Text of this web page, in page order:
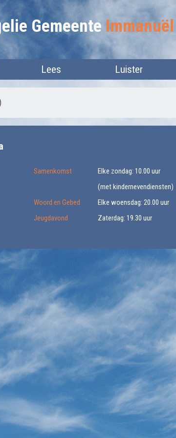
Gemeente Immanuël
Lees Luister
Samenkomst
Elke zondag: 10.00 uur
(met kindernevendiensten)
Woord en Gebed
Elke woensdag: 20.00 uur
Jeugdavond
Zaterdag: 19.30 uur